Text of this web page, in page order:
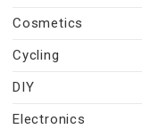
Cosmetics
Cycling
DIY
Electronics